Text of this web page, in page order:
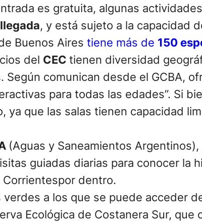
es gratuita, algunas
, y está sujeto a la capacidad
Buenos Aires tiene más de 150
del CEC tienen diversidad
comunican desde el GCBA,
para todas las edades”. Si
ya que las salas tienen capacidad
(Aguas y Saneamientos
guiadas diarias para conocer la
Corrientespor dentro.
a los que se puede acceder
Ecológica de Costanera Sur, que